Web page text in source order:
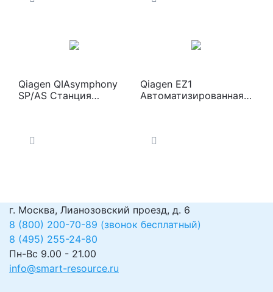
Qiagen QIAsymphony
SP/AS Станция
Qiagen EZ1
Автоматизированная
г. Москва, Лианозовский проезд, д. 6
8 (800) 200-70-89 (звонок бесплатный)
8 (495) 255-24-80
Пн-Вс 9.00 - 21.00
info@smart-resource.ru